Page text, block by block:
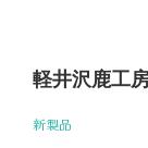
軽井沢鹿工
新製品